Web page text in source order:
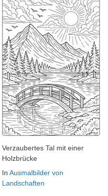
Verzaubertes Tal mit einer
Holzbrücke
In Ausmalbilder von
Landschaften